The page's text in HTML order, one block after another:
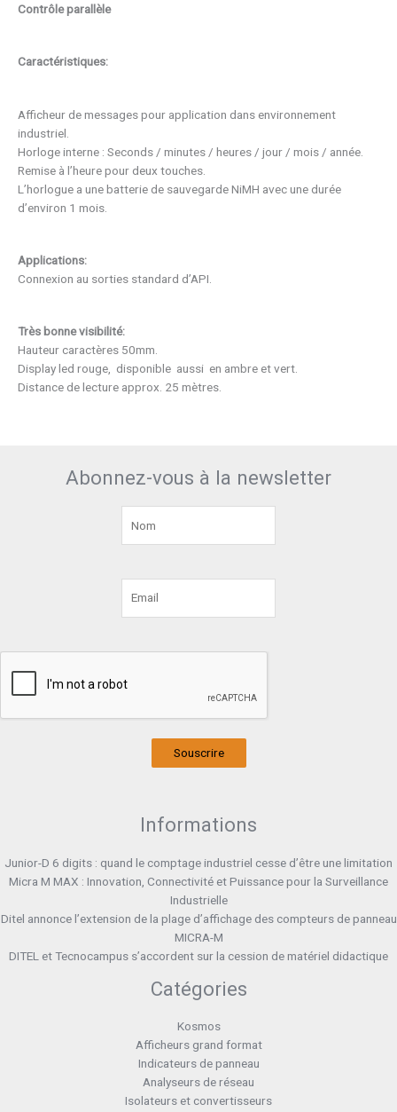
Contrôle parallèle
Caractéristiques:
Afficheur de messages pour application dans environnement
industriel.
Horloge interne : Seconds / minutes / heures / jour / mois / année.
Remise à l’heure pour deux touches.
L’horlogue a une batterie de sauvegarde NiMH avec une durée
d’environ 1 mois.
Applications:
Connexion au sorties standard d’API.
Très bonne visibilité:
Hauteur caractères 50mm.
Display led rouge, disponible aussi en ambre et vert.
Distance de lecture approx. 25 mètres.
Abonnez-vous à la newsletter
Souscrire
Informations
Junior-D 6 digits : quand le comptage industriel cesse d’être une limitation
Micra M MAX : Innovation, Connectivité et Puissance pour la Surveillance
Industrielle
Ditel annonce l’extension de la plage d’affichage des compteurs de panneau
MICRA-M
DITEL et Tecnocampus s’accordent sur la cession de matériel didactique
Catégories
Kosmos
Afficheurs grand format
Indicateurs de panneau
Analyseurs de réseau
Isolateurs et convertisseurs